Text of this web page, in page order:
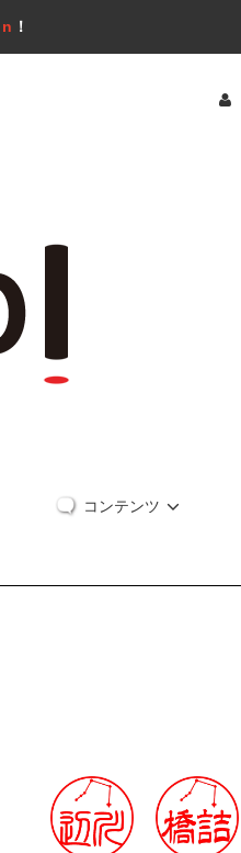
！
コンテンツ